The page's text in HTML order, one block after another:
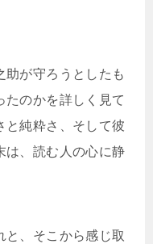
助が守ろうとしたも
たのかを詳しく見て
と純粋さ、そして彼
は、読む人の心に静
と、そこから感じ取